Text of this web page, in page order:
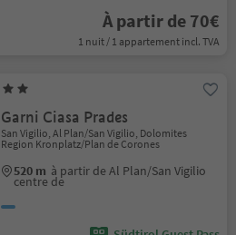
À partir de 70€
1 nuit / 1 appartement incl. TVA
Garni Ciasa Prades
San Vigilio, Al Plan/San Vigilio, Dolomites
Region Kronplatz/Plan de Corones
520 m à partir de Al Plan/San Vigilio
centre de